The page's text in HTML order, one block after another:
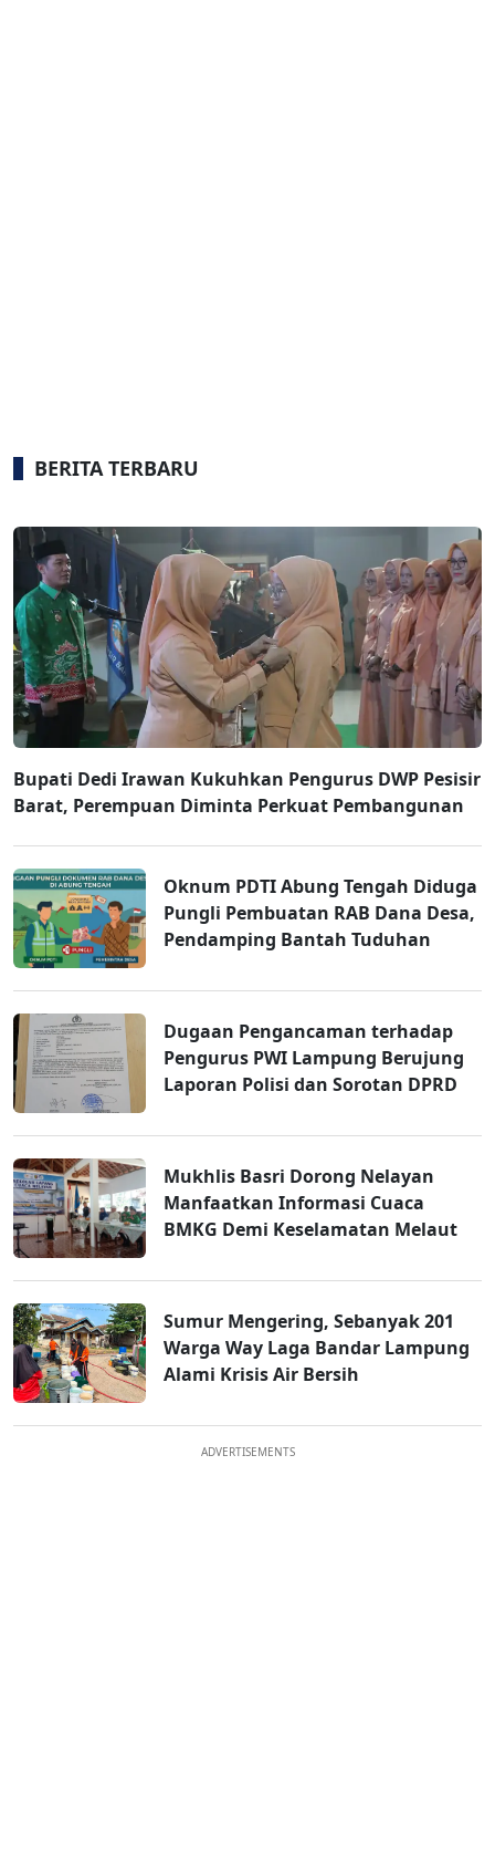
BERITA TERBARU
Bupati Dedi Irawan Kukuhkan Pengurus DWP Pesisir
Barat, Perempuan Diminta Perkuat Pembangunan
Oknum PDTI Abung Tengah Diduga
Pungli Pembuatan RAB Dana Desa,
Pendamping Bantah Tuduhan
Dugaan Pengancaman terhadap
Pengurus PWI Lampung Berujung
Laporan Polisi dan Sorotan DPRD
Mukhlis Basri Dorong Nelayan
Manfaatkan Informasi Cuaca
BMKG Demi Keselamatan Melaut
Sumur Mengering, Sebanyak 201
Warga Way Laga Bandar Lampung
Alami Krisis Air Bersih
ADVERTISEMENTS